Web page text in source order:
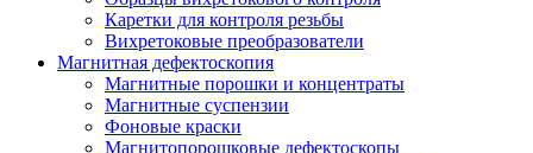
Каретки для контроля резьбы
Вихретоковые преобразователи
Магнитная дефектоскопия
Магнитные порошки и концентраты
Магнитные суспензии
Фоновые краски
Магнитопорошковые дефектоскопы